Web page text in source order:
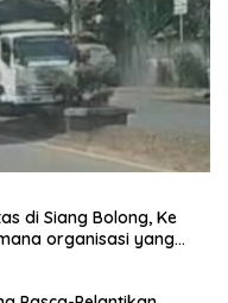
di Siang Bolong, Ke
organisasi yang